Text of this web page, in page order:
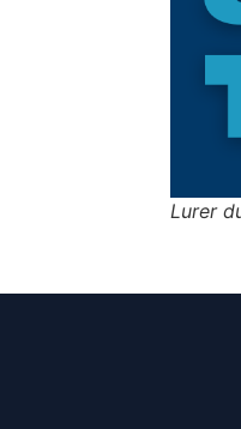
Lurer